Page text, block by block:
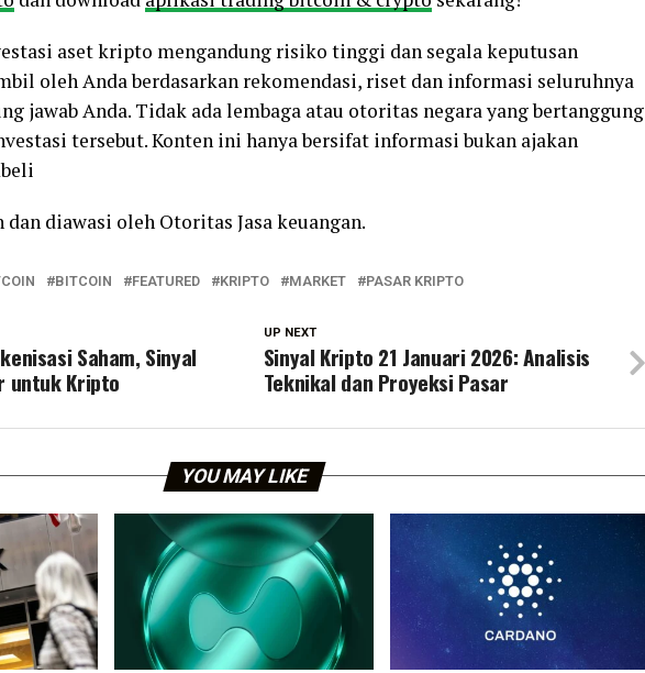
aset kripto mengandung risiko tinggi dan segala keputusan
oleh Anda berdasarkan rekomendasi, riset dan informasi seluruhnya
jawab Anda. Tidak ada lembaga atau otoritas negara yang bertanggung
tersebut. Konten ini hanya bersifat informasi bukan ajakan
diawasi oleh Otoritas Jasa keuangan.
BITCOIN FEATURED KRIPTO MARKET PASAR KRIPTO
UP NEXT
Sinyal Kripto 21 Januari 2026: Analisis
Teknikal dan Proyeksi Pasar
Saham, Sinyal
untuk Kripto
YOU MAY LIKE